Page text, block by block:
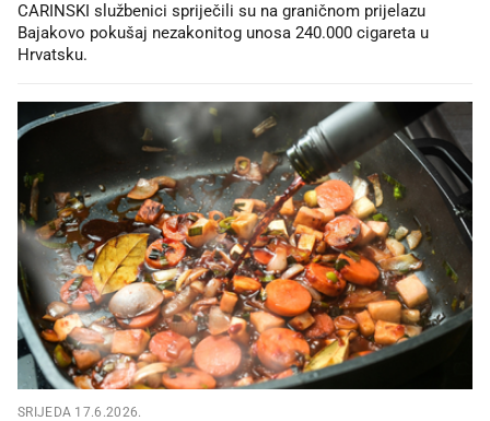
CARINSKI službenici spriječili su na graničnom prijelazu
Bajakovo pokušaj nezakonitog unosa 240.000 cigareta u
Hrvatsku.
SRIJEDA 17.6.2026.